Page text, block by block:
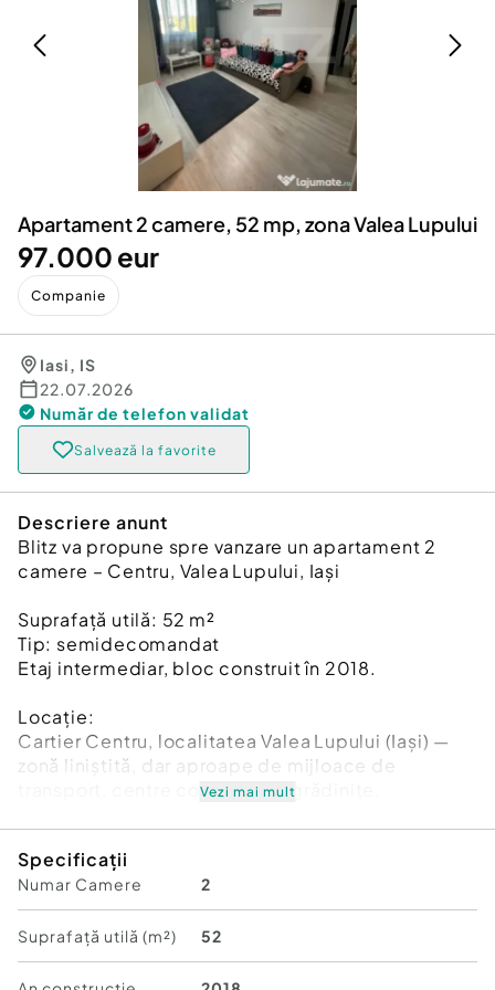
Servicii
Animale de companie
Afaceri și echipamente profesionale
Inchiriere Bunuri si Vehicule
Utilaje agricole si industriale
Piese auto si accesorii
Apartament 2 camere, 52 mp, zona Valea Lupului
97.000 eur
Companie
Iasi, IS
22.07.2026
Număr de telefon validat
Salvează la favorite
Descriere anunt
Blitz va propune spre vanzare un apartament 2
camere – Centru, Valea Lupului, Iași
Suprafață utilă: 52 m²
Tip: semidecomandat
Etaj intermediar, bloc construit în 2018.
Locație:
Cartier Centru, localitatea Valea Lupului (Iași) —
zonă liniștită, dar aproape de mijloace de
transport, centre comerciale, grădinițe,
Detalii și facilități:
-Bloc nou, supravegheat video
-Loc de parcare inclus + 3 locuri suplimentare
pentru vizitatori
-Spațiu de depozitare în pod
-Apartamentul se vinde mobilat și utilat complet
Vezi mai mult
Specificații
Numar Camere 2
Suprafață utilă (m²) 52